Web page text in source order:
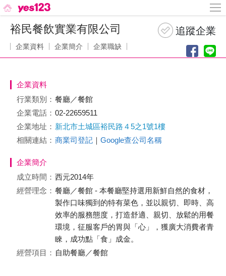
裕民餐飲實業有限公司
企業資料 企業簡介 企業職缺
企業資料
行業類別： 餐廳／餐館
企業電話： 02-22659511
企業地址： 新北市土城區裕民路４5之1號1樓
相關連結： 商業司登記 ｜ Google查公司名稱
企業簡介
成立時間： 西元2014年
經營理念： 餐廳／餐館 - 本餐廳堅持選用新鮮自然的食材，
製作口味獨到的特有菜色，並以親切、即時、高
效率的服務態度，打造舒適、親切、放鬆的用餐
環境，征服客戶的胃與「心」，獲廣大消費者青
睞，成功點「食」成金。
經營項目： 自助餐廳／餐館